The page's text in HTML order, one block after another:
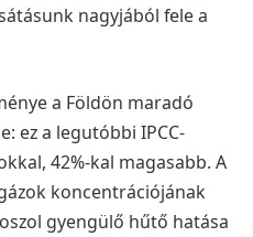
nagyjából fele a
a Földön maradó
ez a legutóbbi IPCC-
42%-kal magasabb. A
koncentrációjának
gyengülő hűtő hatása